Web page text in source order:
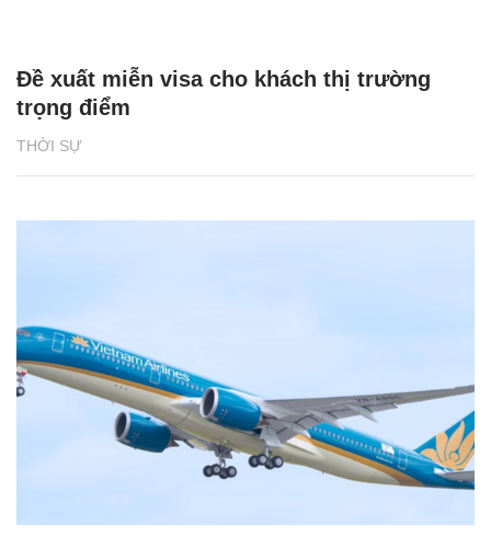
THỜI SỰ
Đề xuất miễn visa cho khách thị trường
trọng điểm